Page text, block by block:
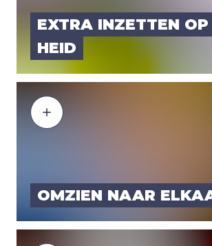
EXTRA INZET­TEN
HEID
OMZIEN NAAR